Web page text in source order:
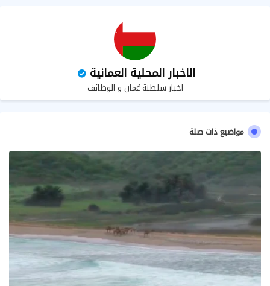
الاخبار المحلية العمانية
اخبار سلطنة عُمان و الوظائف
مواضيع ذات صلة